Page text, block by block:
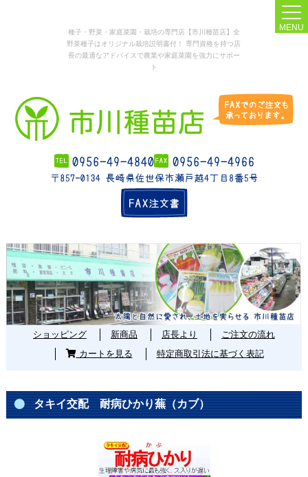
種子・野菜・家庭菜園・栽培の専門店【市川種苗店】全
野菜種子はオリジナル栽培説明書付！ 専門資格を持つ店
長の最適なアドバイスで農業や家庭菜園を強力にサポー
ト
MENU
ショッピング 新商品 店長より
ご注文の流れ
カートを見る
特定商取引法に基づく表記
タキイ交配 耐病ひかり蕪（カブ）